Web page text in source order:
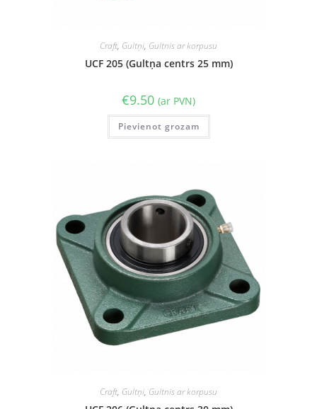
Craft, Gultņi, Gultnis ar korpusu
UCF 205 (Gultņa centrs 25 mm)
€9.50 (ar PVN)
Pievienot grozam
Craft, Gultņi, Gultnis ar korpusu